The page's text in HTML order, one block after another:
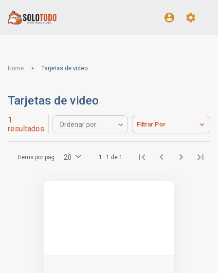
Home Tarjetas de video
Tarjetas de video
1
resultados
Ordenar por Filtrar Por
Items por pág. 20 1–1 de 1